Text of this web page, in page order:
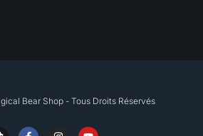
Bear Shop - Tous Droits Réservés​
F Y